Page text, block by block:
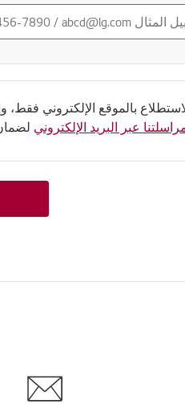
بالموقع الإلكتروني فقط،
عبر البريد الإلكتروني